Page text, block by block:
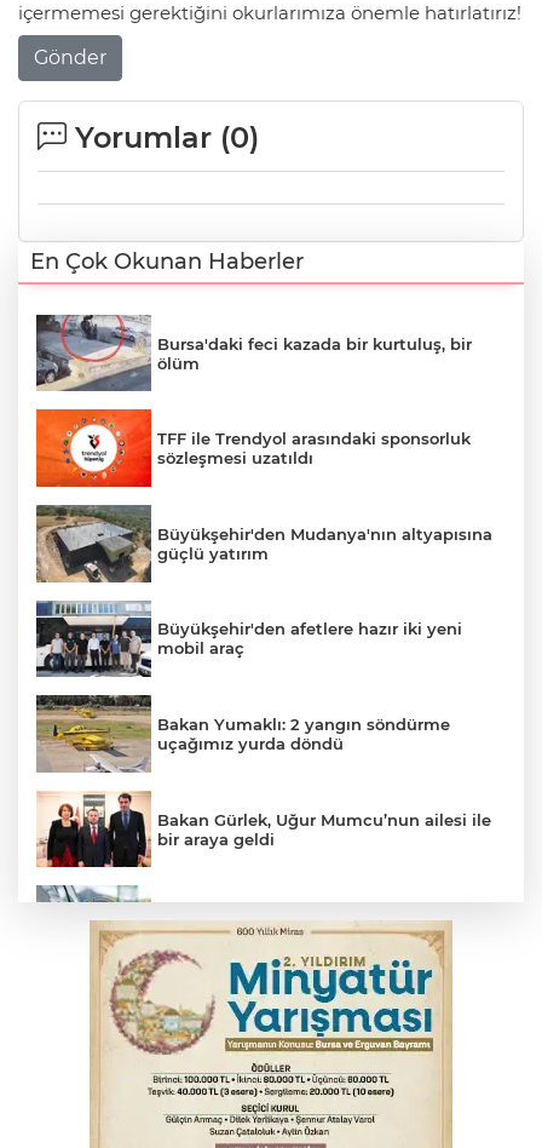
içermemesi gerektiğini okurlarımıza önemle hatırlatırız!
Gönder
Yorumlar (0)
En Çok Okunan Haberler
Bursa'daki feci kazada bir kurtuluş, bir
ölüm
TFF ile Trendyol arasındaki sponsorluk
sözleşmesi uzatıldı
Büyükşehir'den Mudanya'nın altyapısına
güçlü yatırım
Büyükşehir'den afetlere hazır iki yeni
mobil araç
Bakan Yumaklı: 2 yangın söndürme
uçağımız yurda döndü
Bakan Gürlek, Uğur Mumcu’nun ailesi ile
bir araya geldi
yansıyacak mı?
YENİ Parti Genel Başkanı Özel'den
Çerçeve Yasa yorumu
Serbest piyasada döviz fiyatları